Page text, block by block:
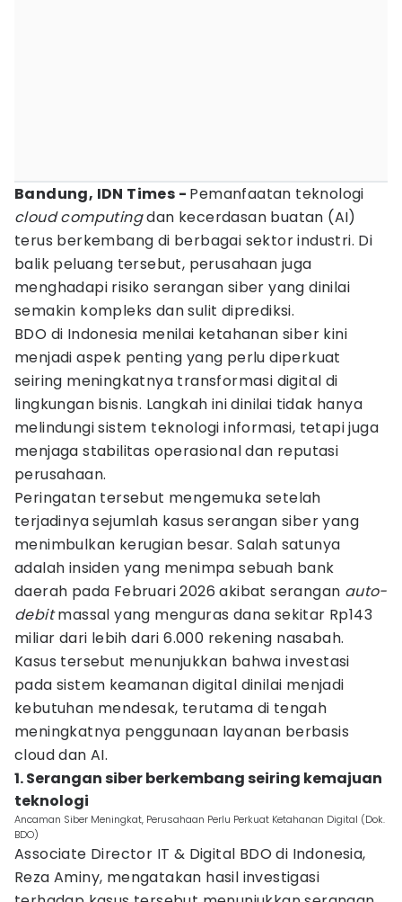
Bandung, IDN Times - Pemanfaatan teknologi
cloud computingdan kecerdasan buatan (AI)
terus berkembang di berbagai sektor industri. Di
balik peluang tersebut, perusahaan juga
menghadapi risiko serangan siber yang dinilai
semakin kompleks dan sulit diprediksi.
BDO di Indonesia menilai ketahanan siber kini
menjadi aspek penting yang perlu diperkuat
seiring meningkatnya transformasi digital di
lingkungan bisnis. Langkah ini dinilai tidak hanya
melindungi sistem teknologi informasi, tetapi juga
menjaga stabilitas operasional dan reputasi
perusahaan.
Peringatan tersebut mengemuka setelah
terjadinya sejumlah kasus serangan siber yang
menimbulkan kerugian besar. Salah satunya
adalah insiden yang menimpa sebuah bank
daerah pada Februari 2026 akibat serangan auto-
debitmassal yang menguras dana sekitar Rp143
miliar dari lebih dari 6.000 rekening nasabah.
Kasus tersebut menunjukkan bahwa investasi
pada sistem keamanan digital dinilai menjadi
kebutuhan mendesak, terutama di tengah
meningkatnya penggunaan layanan berbasis
cloud dan AI.
1. Serangan siber berkembang seiring kemajuan
teknologi
Ancaman Siber Meningkat, Perusahaan Perlu Perkuat Ketahanan Digital (Dok.
BDO)
Associate Director IT & Digital BDO di Indonesia,
Reza Aminy, mengatakan hasil investigasi